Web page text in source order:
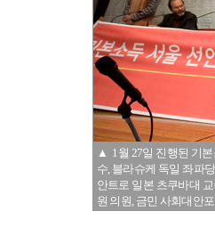
▲ 1월 27일 진행된 기
수, 블라슈케 독일 좌파
안트로 일본 츠쿠바대
원 의원, 금민 사회대안